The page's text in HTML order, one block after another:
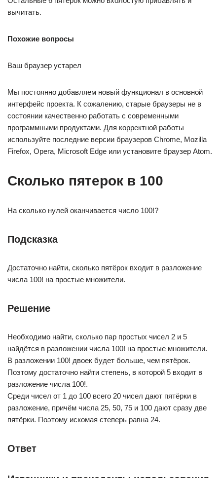
вычитать.
Похожие вопросы
Ваш браузер устарел
Мы постоянно добавляем новый функционал в основной
интерфейс проекта. К сожалению, старые браузеры не в
состоянии качественно работать с современными
программными продуктами. Для корректной работы
используйте последние версии браузеров Chrome, Mozilla
Firefox, Opera, Microsoft Edge или установите браузер Atom.
Сколько пятерок в 100
На сколько нулей оканчивается число 100!?
Подсказка
Достаточно найти, сколько пятёрок входит в разложение
числа 100! на простые множители.
Решение
Необходимо найти, сколько пар простых чисел 2 и 5
найдётся в разложении числа 100! на простые множители.
В разложении 100! двоек будет больше, чем пятёрок.
Поэтому достаточно найти степень, в которой 5 входит в
разложение числа 100!.
Среди чисел от 1 до 100 всего 20 чисел дают пятёрки в
разложение, причём числа 25, 50, 75 и 100 дают сразу две
пятёрки. Поэтому искомая степерь равна 24.
Ответ